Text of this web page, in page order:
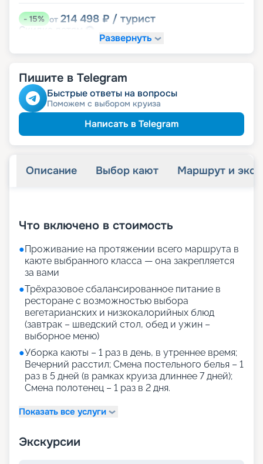
-15% от 214 498 ₽ / турист
Скидка
Скидка
пенсионерам
Скидка сотрудникам силовых
Скидкаветеранам
Скидка многодетнымсемьям
Развернуть
Пишите в Telegram
Быстрые ответы на вопросы
Поможем с выбором круиза
Написать в Telegram
Описание Выбор кают Маршрут и
Что включено в стоимость
●Проживание на протяжении всего маршрута в
каюте выбранного класса — она закрепляется
за вами
●Трёхразовое сбалансированное питание в
ресторане с возможностью выбора
вегетарианских и низкокалорийных блюд
(завтрак – шведский стол, обед и ужин –
выборное меню)
●Уборка каюты – 1 раз в день, в утреннее время;
Вечерний расстил; Смена постельного белья – 1
раз в 5 дней (в рамках круиза длиннее 7 дней);
Смена полотенец – 1 раз в 2 дня.
Показать все услуги
Экскурсии